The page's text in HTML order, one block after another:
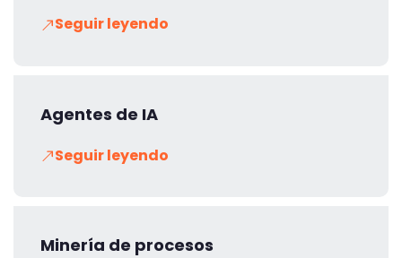
Seguir leyendo
Agentes de IA
Seguir leyendo
Minería de procesos